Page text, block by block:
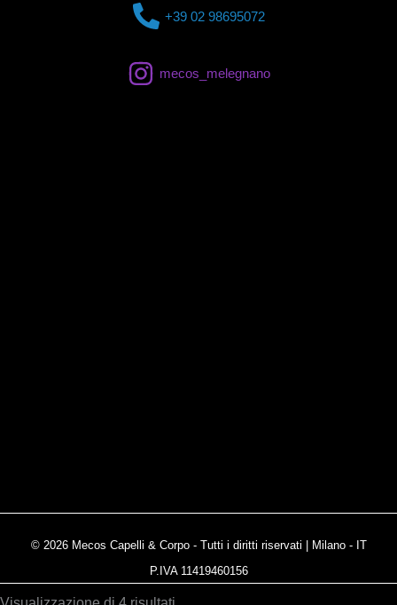
+39 02 98695072
mecos_melegnano
© 2026 Mecos Capelli & Corpo - Tutti i diritti riservati | Milano - IT
P.IVA 11419460156